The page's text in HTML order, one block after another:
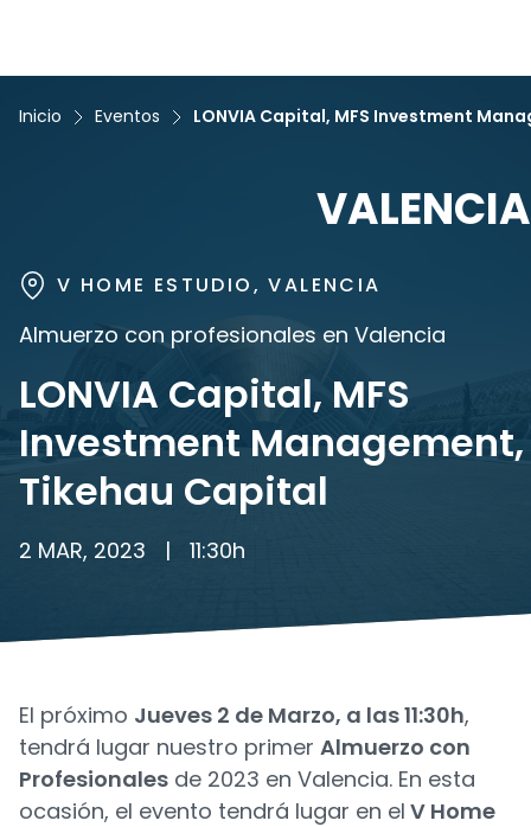
Inicio Eventos LONVIA Capital, MFS Investment
VALENCIA
V HOME ESTUDIO, VALENCIA
Almuerzo con profesionales en Valencia
LONVIA Capital, MFS
Investment Management,
Tikehau Capital
2 MAR, 2023 | 11:30h
El próximo Jueves 2 de Marzo, a las 11:30h,
tendrá lugar nuestro primer Almuerzo con
Profesionales de 2023 en Valencia. En esta
ocasión, el evento tendrá lugar en el V Home